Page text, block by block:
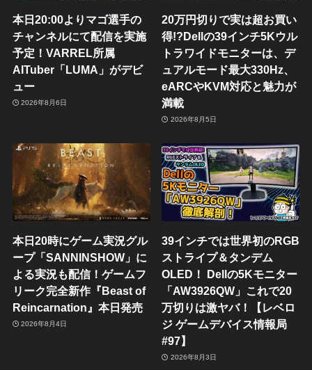
本日20:00よりマゴ選手の
チャンネルにて配信を実施
予定！VARREL所属
AITuber「LUMA」がデビ
ュー
2026年8月6日
20万円切りで実は超お買い
得!?Dellの39インチ5Kウル
トラワイドモニターは、デ
ュアルモード最大330Hz、
eARCやKVM対応と魅力が
満載
2026年8月5日
本日20時にゲーム実況グル
ープ「SANNINSHOW」に
よる実況も配信！ゲームフ
リーク完全新作『Beast of
Reincarnation』本日発売
2026年8月4日
39インチでは世界初のRGB
ストライプ＆タンデム
OLED！ Dellの5Kモニター
「AW3926QW」これで20
万切りは激ヤバ！【レベロ
ジ ゲームデバイス情報局
#97】
2026年8月3日